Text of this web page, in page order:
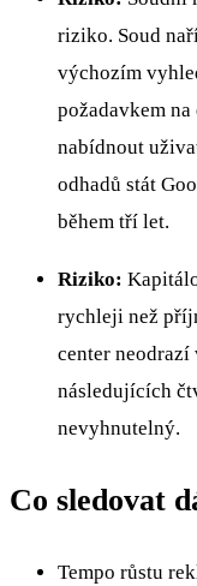
riziko. Soud
výchozím
požadavkem
nabídnout
odhadů stát
během tří let.
Riziko:
rychleji než
center
následujících
nevyhnutelný.
Co sledovat
Tempo růstu